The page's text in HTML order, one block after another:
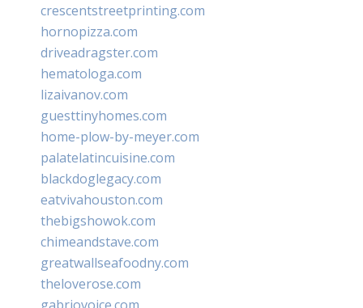
crescentstreetprinting.com
hornopizza.com
driveadragster.com
hematologa.com
lizaivanov.com
guesttinyhomes.com
home-plow-by-meyer.com
palatelatincuisine.com
blackdoglegacy.com
eatvivahouston.com
thebigshowok.com
chimeandstave.com
greatwallseafoodny.com
theloverose.com